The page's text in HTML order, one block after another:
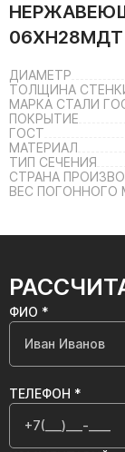
ДИАМЕТР
ТОЛЩИНА
МАРКА СТАЛИ
ПОКРЫТИЕ
ГОСТ
МАТЕРИАЛ
ТИП СЕЧЕНИЯ
СТРАНА
ВЕС ПОГОННОГО
ФИО *
ТЕЛЕФОН *